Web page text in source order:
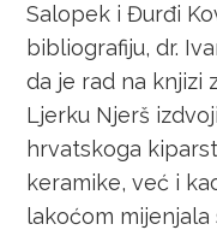
Salopek i Đurđi
bibliografiju, dr.
da je rad na knjizi
Ljerku Njerš
hrvatskoga
keramike, već i
lakoćom